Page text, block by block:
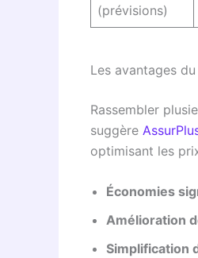
(prévisions)
Les avantages
Rassembler
suggère
optimisant les
Économies
Amélioration
Simplification